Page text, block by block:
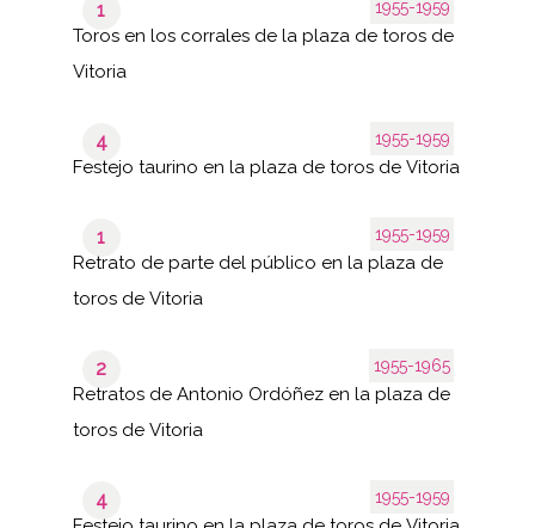
1955-1959
1
Toros en los corrales de la plaza de toros de
Vitoria
1955-1959
4
Festejo taurino en la plaza de toros de Vitoria
1955-1959
1
Retrato de parte del público en la plaza de
toros de Vitoria
1955-1965
2
Retratos de Antonio Ordóñez en la plaza de
toros de Vitoria
1955-1959
4